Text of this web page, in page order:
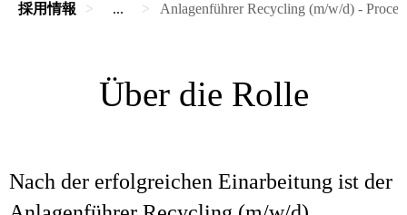
採用情報 ... Anlagenführer Recycling (m/w/d) -
Über die Rolle
Nach der erfolgreichen Einarbeitung ist der